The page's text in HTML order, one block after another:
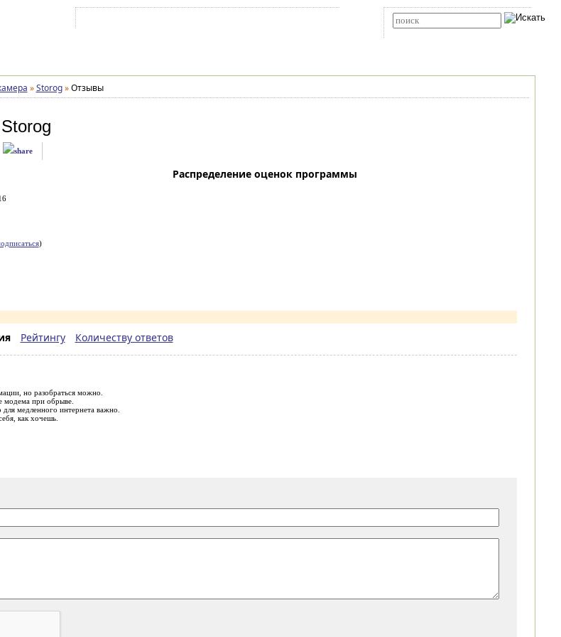
» Storog » Отзывы
Storog
)
Распределение оценок программы
Рейтингу Количеству ответов
но разобраться можно.
модема при обрыве.
медленного интернета важно.
как хочешь.